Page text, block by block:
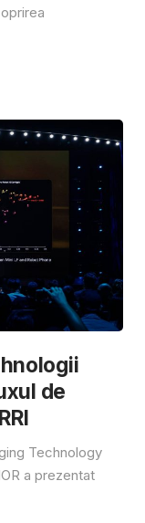
de
Technology
a prezentat